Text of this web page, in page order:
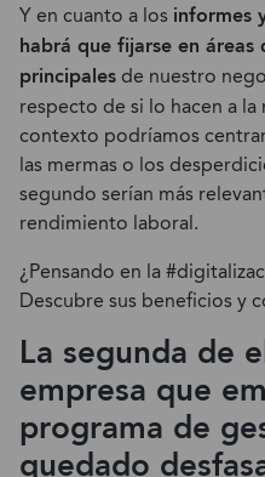
Y en cuanto a los informes
habrá que fijarse en
principalesde nuestro
respecto de si lo hacen a
contexto podríamos
las mermas o los
segundo serían más
rendimiento laboral.
¿Pensando en la
Descubre sus beneficios y
La segunda de
empresa que
programa de
quedado